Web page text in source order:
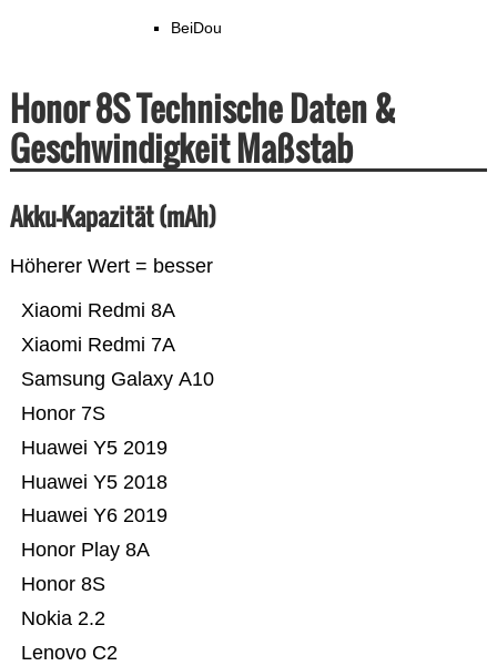
BeiDou
Honor 8S Technische Daten &
Geschwindigkeit Maßstab
Akku-Kapazität (mAh)
Höherer Wert = besser
Lenovo C2
Nokia 2.2
Honor 8S
Honor Play 8A
Huawei Y6 2019
Huawei Y5 2018
Huawei Y5 2019
Honor 7S
Samsung Galaxy A10
Xiaomi Redmi 7A
Xiaomi Redmi 8A